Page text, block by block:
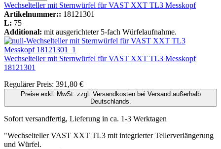
Wechselteller mit Sternwürfel für VAST XXT TL3 Messkopf
Artikelnummer:: 18121301
L: 75
Additional: mit ausgerichteter 5-fach Würfelaufnahme.
Wechselteller mit Sternwürfel für VAST XXT TL3 Messkopf
18121301
Regulärer Preis: 391,80 €
Preise exkl. MwSt. zzgl. Versandkosten bei Versand außerhalb
Deutschlands.
Sofort versandfertig, Lieferung in ca. 1-3 Werktagen
"Wechselteller VAST XXT TL3 mit integrierter Tellerverlängerung
und Würfel.